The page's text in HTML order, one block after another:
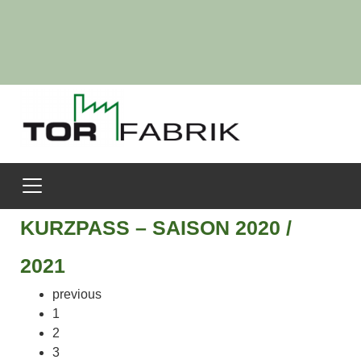
KURZPASS – SAISON 2020 /
2021
previous
1
2
3